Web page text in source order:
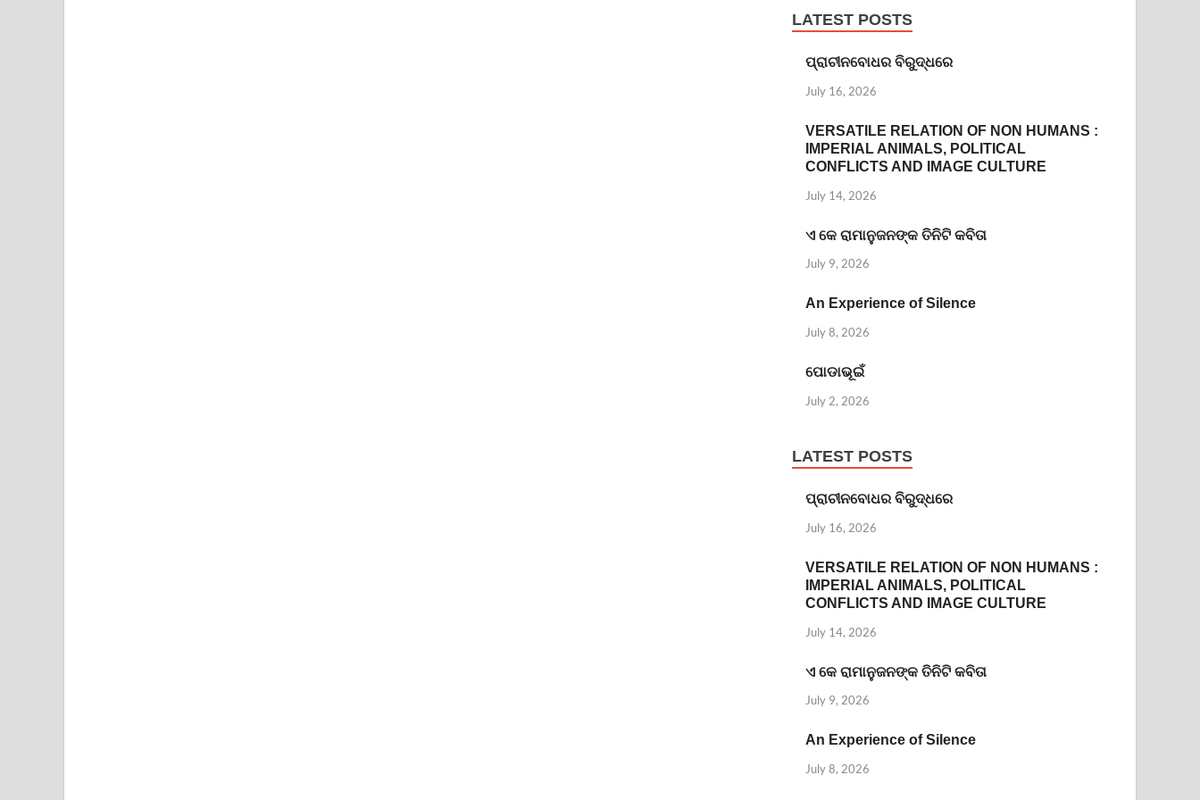
LATEST POSTS
ପ୍ରାଚୀନବୋଧର ବିରୁଦ୍ଧରେ
July 16, 2026
VERSATILE RELATION OF NON HUMANS :
IMPERIAL ANIMALS, POLITICAL
CONFLICTS AND IMAGE CULTURE
July 14, 2026
ଏ କେ ରାମାନୁଜନଙ୍କ ତିନିଟି କବିତା
July 9, 2026
An Experience of Silence
July 8, 2026
ପୋଡାଭୂଇଁ
July 2, 2026
LATEST POSTS
ପ୍ରାଚୀନବୋଧର ବିରୁଦ୍ଧରେ
July 16, 2026
VERSATILE RELATION OF NON HUMANS :
IMPERIAL ANIMALS, POLITICAL
CONFLICTS AND IMAGE CULTURE
July 14, 2026
ଏ କେ ରାମାନୁଜନଙ୍କ ତିନିଟି କବିତା
July 9, 2026
An Experience of Silence
July 8, 2026